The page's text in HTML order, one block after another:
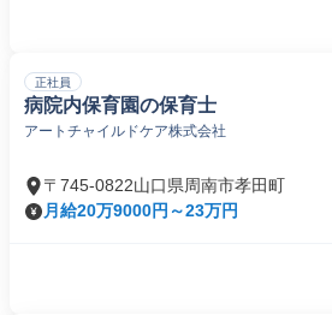
正社員
病院内保育園の保育士
アートチャイルドケア株式会社
〒745-0822山口県周南市孝田町
月給20万9000円～23万円